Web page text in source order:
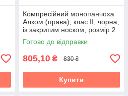
Компресійний монопанчоха
Алком (права), клас II, чорна,
із закритим носком, розмір 2
(6062)
Готово до відправки
805,10 ₴ 830 ₴
Купити